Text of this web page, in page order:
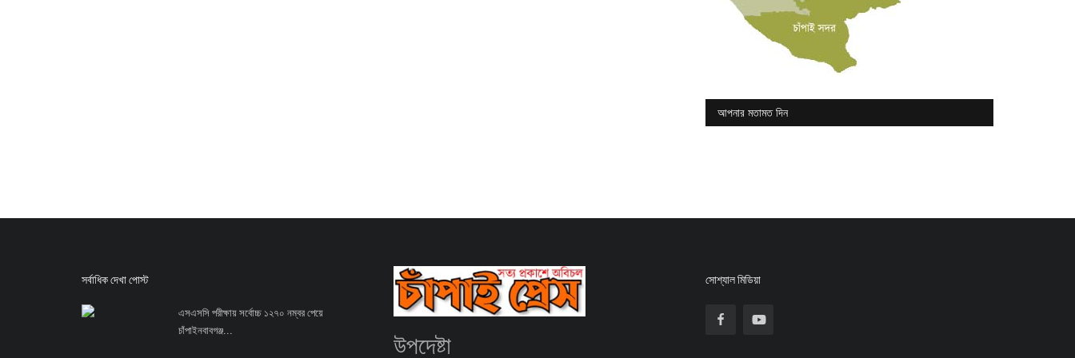
আপনার মতামত দিন
সর্বাধিক দেখা পোস্ট
এসএসসি পরীক্ষায় সর্বোচ্চ ১২৭০ নম্বর পেয়ে
চাঁপাইনবাবগঞ্জ...
উপদেষ্টা
সোশ্যাল মিডিয়া